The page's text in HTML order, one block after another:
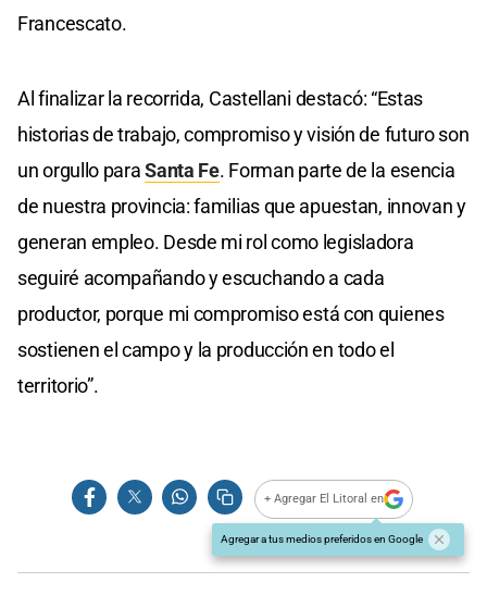
Francescato.
Al finalizar la recorrida, Castellani destacó: “Estas
historias de trabajo, compromiso y visión de futuro son
un orgullo paraSanta Fe. Forman parte de la esencia
de nuestra provincia: familias que apuestan, innovan y
generan empleo. Desde mi rol como legisladora
seguiré acompañando y escuchando a cada
productor, porque mi compromiso está con quienes
sostienen el campo y la producción en todo el
territorio”.
+ Agregar El Litoral en
Agregar a tus medios preferidos en Google